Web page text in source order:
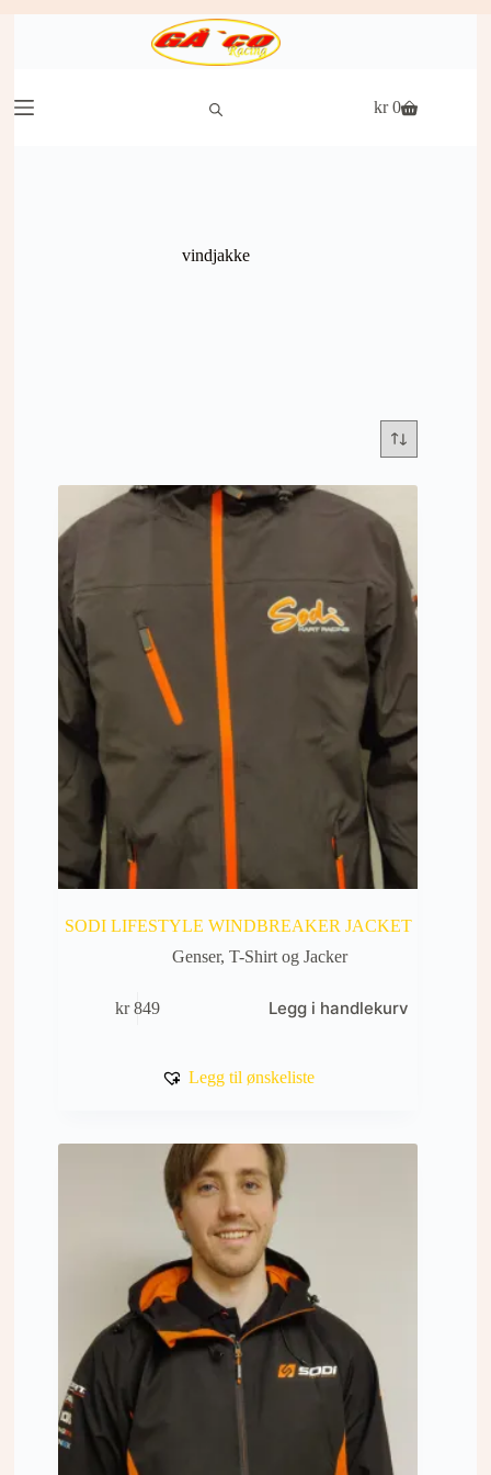
Handlekurv
kr0
vindjakke
SODI LIFESTYLE WINDBREAKER JACKET
Genser, T-Shirt og Jacker
kr849 Legg i handlekurv
Legg til ønskeliste